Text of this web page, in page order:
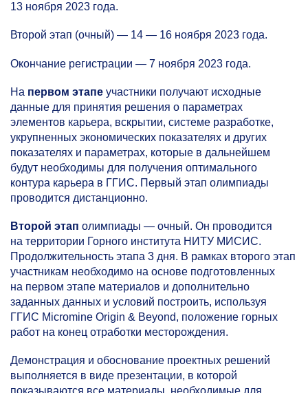
13 ноября 2023 года.
Второй этап (очный) — 14 — 16 ноября 2023 года.
Окончание регистрации — 7 ноября 2023 года.
На первом этапе участники получают исходные
данные для принятия решения о параметрах
элементов карьера, вскрытии, системе разработке,
укрупненных экономических показателях и других
показателях и параметрах, которые в дальнейшем
будут необходимы для получения оптимального
контура карьера в ГГИС. Первый этап олимпиады
проводится дистанционно.
Второй этап олимпиады — очный. Он проводится
на территории Горного института НИТУ МИСИС.
Продолжительность этапа 3 дня. В рамках второго этап
участникам необходимо на основе подготовленных
на первом этапе материалов и дополнительно
заданных данных и условий построить, используя
ГГИС Micromine Origin & Beyond, положение горных
работ на конец отработки месторождения.
Демонстрация и обоснование проектных решений
выполняется в виде презентации, в которой